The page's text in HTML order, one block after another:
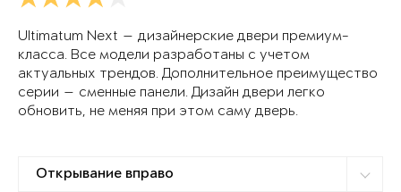
Ultimatum Next — дизайнерские двери премиум-
класса. Все модели разработаны с учетом
актуальных трендов. Дополнительное преимущество
серии — сменные панели. Дизайн двери легко
обновить, не меняя при этом саму дверь.